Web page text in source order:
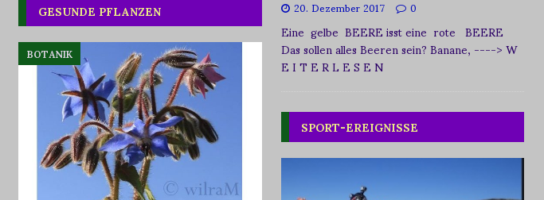
GESUNDE PFLANZEN
BOTANIK
20. Dezember 2017 0
Eine gelbe BEERE isst eine rote BEERE
Das sollen alles Beeren sein? Banane,----> W
E I T E R L E S E N
SPORT-EREIGNISSE